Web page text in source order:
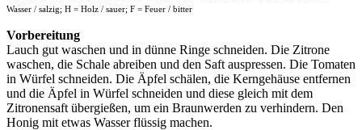
Wasser / salzig; H = Holz / sauer; F = Feuer / bitter
Vorbereitung
Lauch gut waschen und in dünne Ringe schneiden. Die Zitrone
waschen, die Schale abreiben und den Saft auspressen. Die Tomaten
in Würfel schneiden. Die Äpfel schälen, die Kerngehäuse entfernen
und die Äpfel in Würfel schneiden und diese gleich mit dem
Zitronensaft übergießen, um ein Braunwerden zu verhindern. Den
Honig mit etwas Wasser flüssig machen.